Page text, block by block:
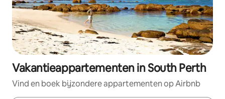
Vakantieappartementen in South Perth
Vind en boek bijzondere appartementen op Airbnb